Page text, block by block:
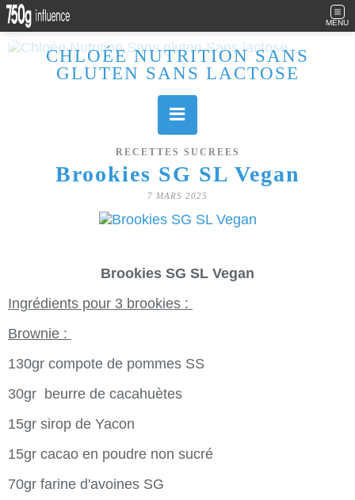
MENU
CHLOÉE NUTRITION SANS
GLUTEN SANS LACTOSE
RECETTES SUCREES
Brookies SG SL Vegan
7 MARS 2025
Brookies SG SL Vegan
Ingrédients pour 3 brookies :
Brownie :
130gr compote de pommes SS
30gr beurre de cacahuètes
15gr sirop de Yacon
15gr cacao en poudre non sucré
70gr farine d'avoines SG